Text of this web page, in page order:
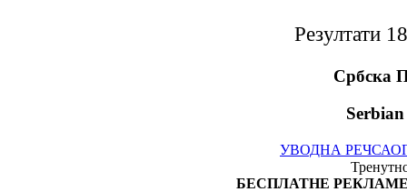
Резултати
Србска
УВОДНА РЕЧ
БЕСПЛАТНЕ